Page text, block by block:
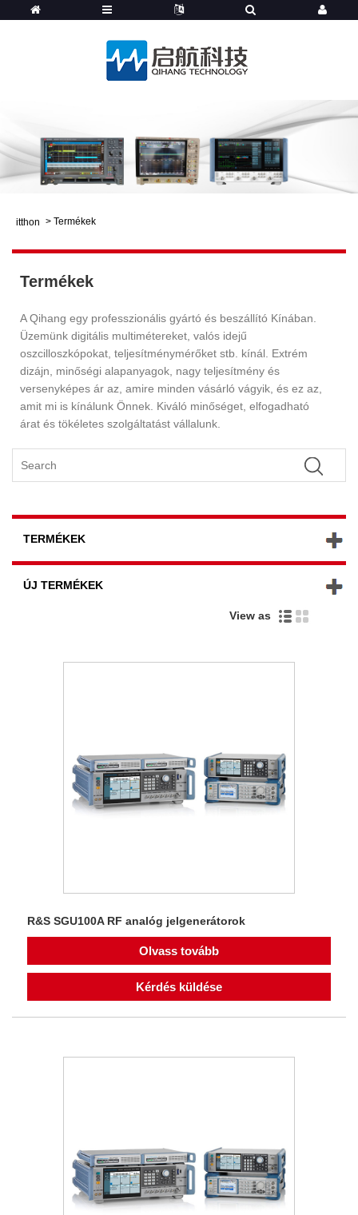
itthon > Termékek
Termékek
A Qihang egy professzionális gyártó és beszállító Kínában.
Üzemünk digitális multimétereket, valós idejű
oszcilloszkópokat, teljesítménymérőket stb. kínál. Extrém
dizájn, minőségi alapanyagok, nagy teljesítmény és
versenyképes ár az, amire minden vásárló vágyik, és ez az,
amit mi is kínálunk Önnek. Kiváló minőséget, elfogadható
árat és tökéletes szolgáltatást vállalunk.
TERMÉKEK
ÚJ TERMÉKEK
View as
R&S SGU100A RF analóg jelgenerátorok
Olvass tovább
Kérdés küldése